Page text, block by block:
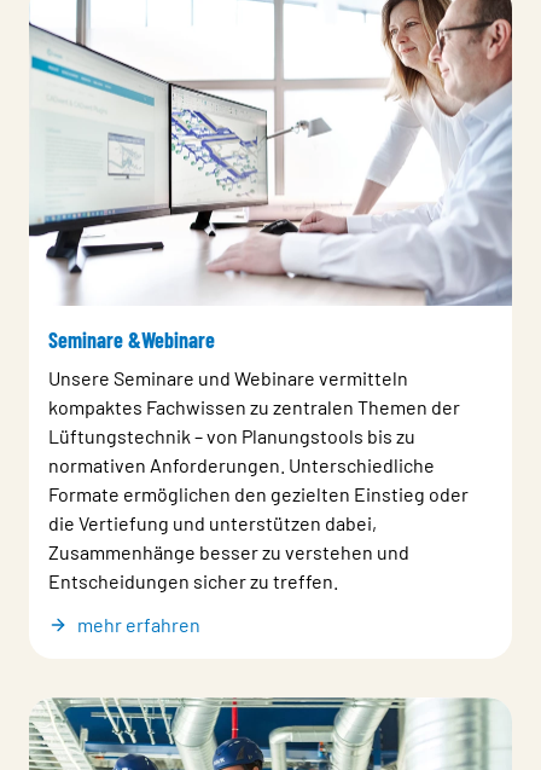
Seminare &Webinare
Unsere Seminare und Webinare vermitteln
kompaktes Fachwissen zu zentralen Themen der
Lüftungstechnik – von Planungstools bis zu
normativen Anforderungen. Unterschiedliche
Formate ermöglichen den gezielten Einstieg oder
die Vertiefung und unterstützen dabei,
Zusammenhänge besser zu verstehen und
Entscheidungen sicher zu treffen.
mehr erfahren